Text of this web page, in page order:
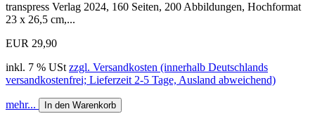
transpress Verlag 2024, 160 Seiten, 200 Abbildungen, Hochformat
23 x 26,5 cm,...
EUR 29,90
inkl. 7 % USt zzgl. Versandkosten (innerhalb Deutschlands
versandkostenfrei; Lieferzeit 2-5 Tage, Ausland abweichend)
mehr... In den Warenkorb